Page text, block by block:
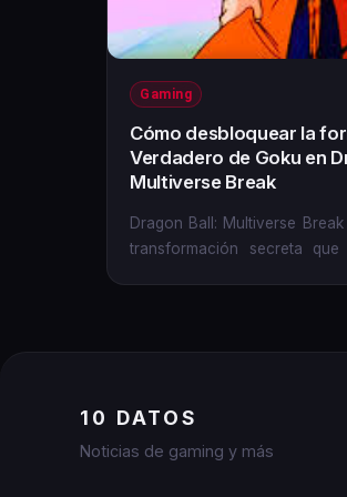
Gaming
Cómo desbloquear la
Verdadero de Goku en
Multiverse Break
Dragon Ball: Multiverse
transformación secreta
10 DATOS
Noticias de gaming y más